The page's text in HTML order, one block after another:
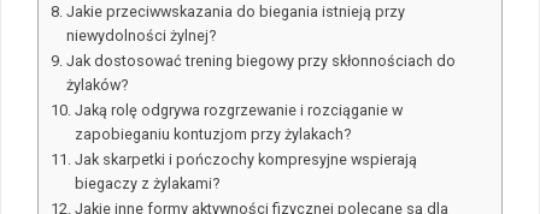
Jakie przeciwwskazania do biegania istnieją przy
niewydolności żylnej?
Jak dostosować trening biegowy przy skłonnościach do
żylaków?
Jaką rolę odgrywa rozgrzewanie i rozciąganie w
zapobieganiu kontuzjom przy żylakach?
Jak skarpetki i pończochy kompresyjne wspierają
biegaczy z żylakami?
Jakie inne formy aktywności fizycznej polecane są dla